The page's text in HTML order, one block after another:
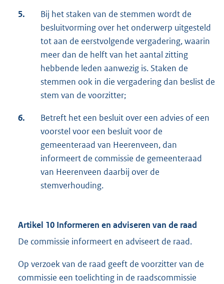
5.
Bij het staken van de stemmen wordt de
besluitvorming over het onderwerp uitgesteld
tot aan de eerstvolgende vergadering, waarin
meer dan de helft van het aantal zitting
hebbende leden aanwezig is. Staken de
stemmen ook in die vergadering dan beslist de
stem van de voorzitter;
6.
Betreft het een besluit over een advies of een
voorstel voor een besluit voor de
gemeenteraad van Heerenveen, dan
informeert de commissie de gemeenteraad
van Heerenveen daarbij over de
stemverhouding.
Artikel 10 Informeren en adviseren van de raad
De commissie informeert en adviseert de raad.
Op verzoek van de raad geeft de voorzitter van de
commissie een toelichting in de raadscommissie